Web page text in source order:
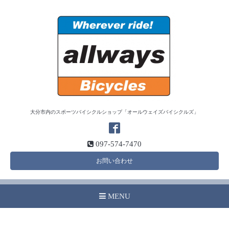
大分市内のスポーツバイシクルショップ「オールウェイズバイシクルズ」
097-574-7470
お問い合わせ
MENU